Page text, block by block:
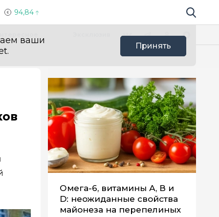
94,84 Поиск по
ваши
Принять
Омега-6, витамины А, В и
D: неожиданные свойства
майонеза на перепелиных